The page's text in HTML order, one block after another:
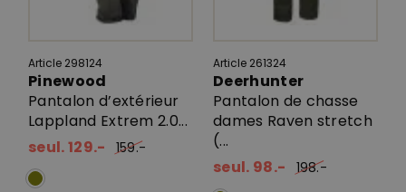
Article 298124
Pinewood
Pantalon d’extérieur
Lappland Extrem 2.0...
seul. 129.-
159.-
Article 261324
Deerhunter
Pantalon de chasse
dames Raven stretch
(...
seul. 98.-
198.-